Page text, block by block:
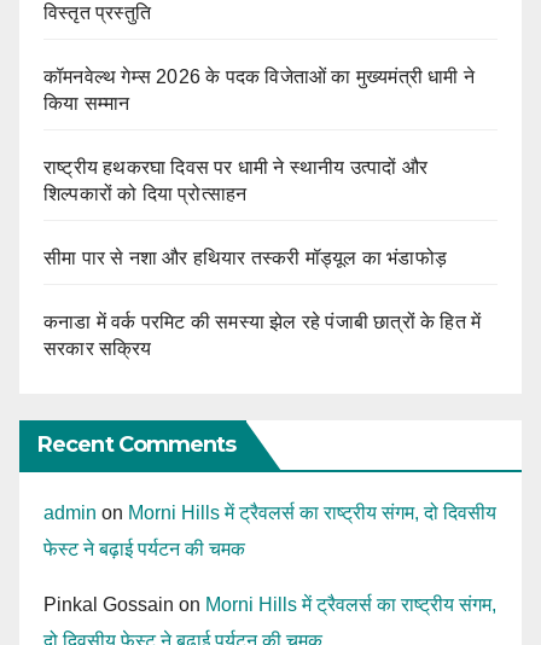
विस्तृत प्रस्तुति
कॉमनवेल्थ गेम्स 2026 के पदक विजेताओं का मुख्यमंत्री धामी ने
किया सम्मान
राष्ट्रीय हथकरघा दिवस पर धामी ने स्थानीय उत्पादों और
शिल्पकारों को दिया प्रोत्साहन
सीमा पार से नशा और हथियार तस्करी मॉड्यूल का भंडाफोड़
कनाडा में वर्क परमिट की समस्या झेल रहे पंजाबी छात्रों के हित में
सरकार सक्रिय
Recent Comments
admin on Morni Hills में ट्रैवलर्स का राष्ट्रीय संगम, दो दिवसीय
फेस्ट ने बढ़ाई पर्यटन की चमक
Pinkal Gossain on Morni Hills में ट्रैवलर्स का राष्ट्रीय संगम,
दो दिवसीय फेस्ट ने बढ़ाई पर्यटन की चमक